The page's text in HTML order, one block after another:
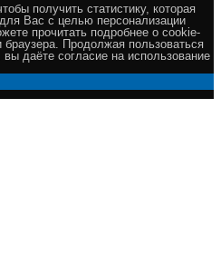
получить статистику, которая
Вас с целью персонализации
прочитать подробнее о cookie-
Продолжая пользоваться
даёте согласие на использование